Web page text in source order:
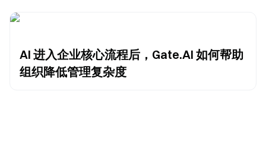
AI 进入企业核心流程后，Gate.AI 如何帮助
组织降低管理复杂度